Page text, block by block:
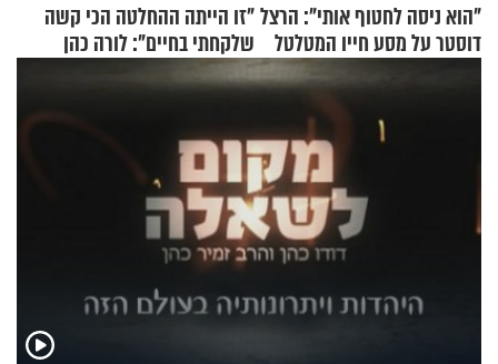
"הוא ניסה לחטוף אותי": הרצל
דוסטר על מסע חייו המטלטל
"זו הייתה ההחלטה הכי קשה
שלקחתי בחיים": לורה כהן
בריאיון אישי מרגש